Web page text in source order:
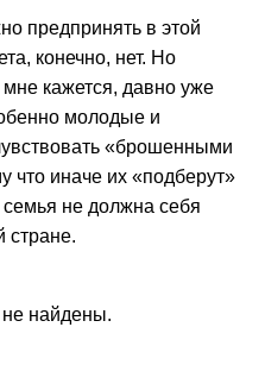
предпринять в этой
конечно, нет. Но
кажется, давно уже
молодые и
«брошенными
что иначе их «подберут»
не должна себя
стране.
найдены.